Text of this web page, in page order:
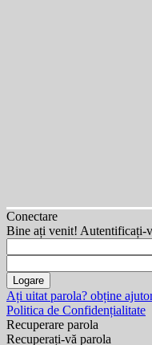
Conectare
Bine ați venit! Autentificați-
Ați uitat parola? obține
Politica de Confidențialitate
Recuperare parola
Recuperați-vă parola